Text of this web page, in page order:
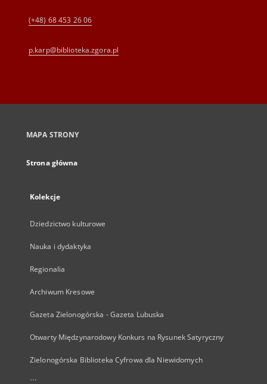
(+48) 68 453 26 06
p.karp@biblioteka.zgora.pl
MAPA STRONY
Strona główna
Kolekcje
Dziedzictwo kulturowe
Nauka i dydaktyka
Regionalia
Archiwum Kresowe
Gazeta Zielonogórska - Gazeta Lubuska
Otwarty Międzynarodowy Konkurs na Rysunek Satyryczny
Zielonogórska Biblioteka Cyfrowa dla Niewidomych
...